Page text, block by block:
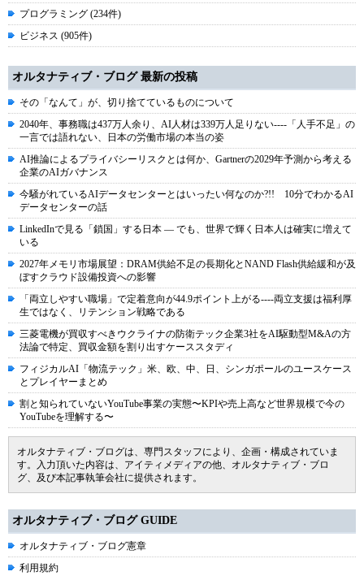
プログラミング (234件)
ビジネス (905件)
オルタナティブ・ブログ 最新の投稿
その「なんて」が、切り捨てているものについて
2040年、事務職は437万人余り、AI人材は339万人足りない----「人手不足」の
一言では語れない、日本の労働市場の本当の姿
AI推論によるプライバシーリスクとは何か、Gartnerの2029年予測から考える
企業のAIガバナンス
今騒がれているAIデータセンターとはいったい何なのか?!! 10分でわかるAI
データセンターの話
LinkedInで見る「鎖国」する日本 ― でも、世界で輝く日本人は確実に増えて
いる
2027年メモリ市場展望：DRAM供給不足の長期化とNAND Flash供給緩和が及
ぼすクラウド設備投資への影響
「両立しやすい職場」で定着意向が44.9ポイント上がる----両立支援は福利厚
生ではなく、リテンション戦略である
三菱電機が買収すべきウクライナの防衛テック企業3社をAI駆動型M&Aの方
法論で特定、買収金額を割り出すケーススタディ
フィジカルAI「物流テック」米、欧、中、日、シンガポールのユースケース
とプレイヤーまとめ
割と知られていないYouTube事業の実態〜KPIや売上高など世界規模で今の
YouTubeを理解する〜
オルタナティブ・ブログは、専門スタッフにより、企画・構成されていま
す。入力頂いた内容は、アイティメディアの他、オルタナティブ・ブロ
グ、及び本記事執筆会社に提供されます。
オルタナティブ・ブログ GUIDE
オルタナティブ・ブログ憲章
利用規約